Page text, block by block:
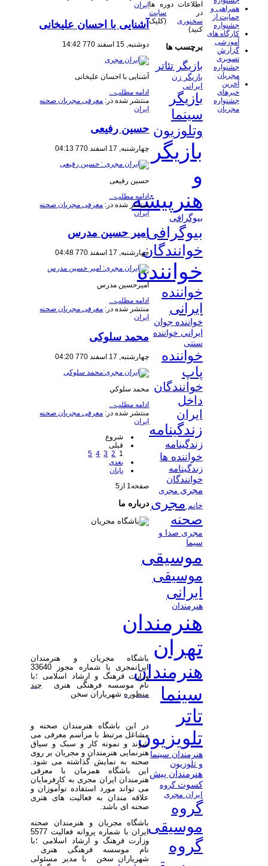
ایران
آشنایی با احسان علیخانی
دوشنبه, 15 اسفند 770 14:42
آشنایی با احسان علیخانی
ادامه مطلب...
منتشر شده در: معرفی مجریان صحنه
ایران
حسین رفیعی
چهارشنبه, 17 اسفند 770 04:13
حسین رفیعی
ادامه مطلب...
منتشر شده در: معرفی مجریان صحنه
ایران
امیر حسین مدرس
چهارشنبه, 17 اسفند 770 04:48
امیرحسین‌ مدرس‌
ادامه مطلب...
منتشر شده در: معرفی مجریان صحنه
ایران
محمد سلوکی
چهارشنبه, 17 اسفند 770 04:20
محمد سلوكي
ادامه مطلب...
منتشر شده در: معرفی مجریان صحنه
ایران
شروع
قبلی
1
2
3
4
5
بعدی
پایان
صفحه1 از5
درباره ما
باشگاه مجریان و هنرمندان
ایرانمجری با شماره مجوز 33640
وزارت فرهنگ و ارشاد اسلامی ؛با
نام موسسه فرهنگی هنری چند
منظوره شهریاران سخن
در این باشگاه هنرمندان صحنه و
مشاغل مرتبط با مراسم معرفی می
شوند و نمونه کار و سبک و سیاق
هنرنمایی هنرمندان و مجریان بر روی
صحنه به نمایش گذاشته می شود.
این باشگاه همزمان با معرفی
هنرمندان ایران مجری به کارفرمایان
می تواند مورد استفاده نوآموزان و
علاقه مندان به فعالیت های هنری
صحنه ای باشد.
باشگاه مجریان و هنرمندان صحنه
ایران با شماره پروانه فعالیت 5577
وزارت فرهنگ و ارشاد اسلامی ؛با
نام موسسه فرهنگی هنری
شهریاران سخن با مدیر مسئولی
اطلاعات دوره ها
در
سایت
سخنوری (کلیک
کنید)
برچسب ها
بازیگر تئاتر
بازیگر زن
ایرانی
بازیگر
سینما
وتلوزیون
بازیگر
و
هنرپیشه
بیوگرافی
بیوگرافی
خوانندگان
خواننده
خواننده
ایرانی
خواننده جوان
ایرانی خواننده
سنتی
خواننده
پاپ
خوانندگان
داخل
ایران
زندگینامه
زندگینامه
خواننده ها
زندگینامه
خوانندگان
مجری مجری
خانم مجری
صحنه
مجری صدا و
سیما
موسیقی
موسیقی
ایرانی
هنرمندان
هنرمندان
تهران
هنرمندان
سینما
تاتر
تلویزیون
هنرمندان سینما
و تلوزیون
هنرمندان پیش
کسوتگروه
ایران مجری
گروه
موسیقی
گروه
همراهی و
حمایت از
جشنواره
کارگاه های
آموزشی
گزارش
تصویری
جشنواره
مجریان
آخرین
خبرهای
جشنواره
مجریان